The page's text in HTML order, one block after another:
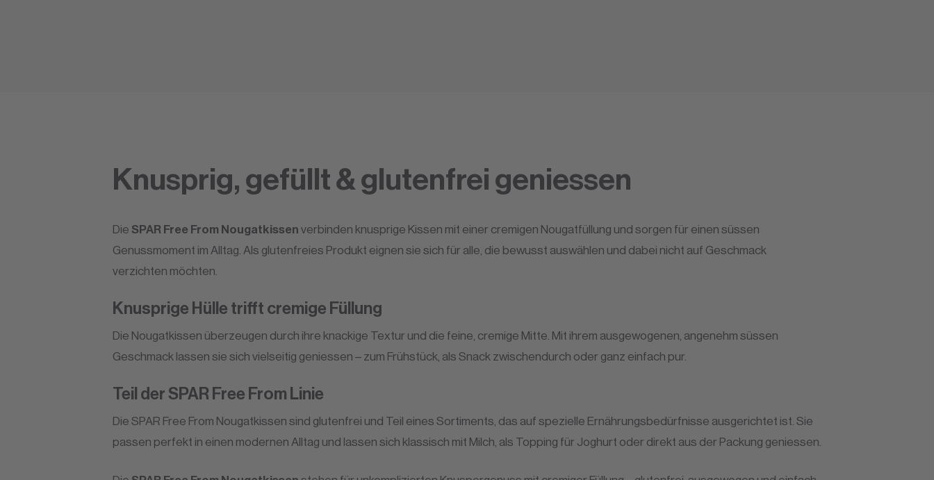
Knusprig, gefüllt & glutenfrei geniessen
Die SPAR Free From Nougatkissen verbinden knusprige Kissen mit einer cremigen Nougatfüllung und sorgen für einen süssen
Genussmoment im Alltag. Als glutenfreies Produkt eignen sie sich für alle, die bewusst auswählen und dabei nicht auf Geschmack
verzichten möchten.
Knusprige Hülle trifft cremige Füllung
Die Nougatkissen überzeugen durch ihre knackige Textur und die feine, cremige Mitte. Mit ihrem ausgewogenen, angenehm süssen
Geschmack lassen sie sich vielseitig geniessen – zum Frühstück, als Snack zwischendurch oder ganz einfach pur.
Teil der SPAR Free From Linie
Die SPAR Free From Nougatkissen sind glutenfrei und Teil eines Sortiments, das auf spezielle Ernährungsbedürfnisse ausgerichtet ist. Sie
passen perfekt in einen modernen Alltag und lassen sich klassisch mit Milch, als Topping für Joghurt oder direkt aus der Packung geniessen.